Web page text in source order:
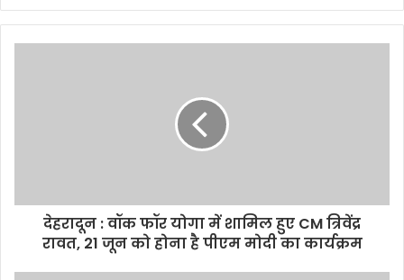
देहरादून : वॉक फॉर योगा में शामिल हुए CM त्रिवेंद्र
रावत, 21 जून को होना है पीएम मोदी का कार्यक्रम